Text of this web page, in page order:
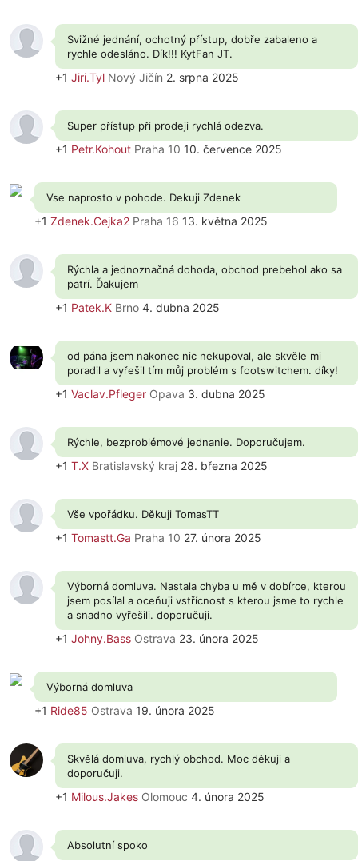
Svižné jednání, ochotný přístup, dobře zabaleno a
rychle odesláno. Dík!!! KytFan JT.
+1 Jiri.Tyl Nový Jičín 2. srpna 2025
Super přístup při prodeji rychlá odezva.
+1 Petr.Kohout Praha 10 10. července 2025
Vse naprosto v pohode. Dekuji Zdenek
+1 Zdenek.Cejka2 Praha 16 13. května 2025
Rýchla a jednoznačná dohoda, obchod prebehol ako sa
patrí. Ďakujem
+1 Patek.K Brno 4. dubna 2025
od pána jsem nakonec nic nekupoval, ale skvěle mi
poradil a vyřešil tím můj problém s footswitchem. díky!
+1 Vaclav.Pfleger Opava 3. dubna 2025
Rýchle, bezproblémové jednanie. Doporučujem.
+1 T.X Bratislavský kraj 28. března 2025
Vše vpořádku. Děkuji TomasTT
+1 Tomastt.Ga Praha 10 27. února 2025
Výborná domluva. Nastala chyba u mě v dobírce, kterou
jsem posílal a oceňuji vstřícnost s kterou jsme to rychle
a snadno vyřešili. doporučuji.
+1 Johny.Bass Ostrava 23. února 2025
Výborná domluva
+1 Ride85 Ostrava 19. února 2025
Skvělá domluva, rychlý obchod. Moc děkuji a
doporučuji.
+1 Milous.Jakes Olomouc 4. února 2025
Absolutní spoko